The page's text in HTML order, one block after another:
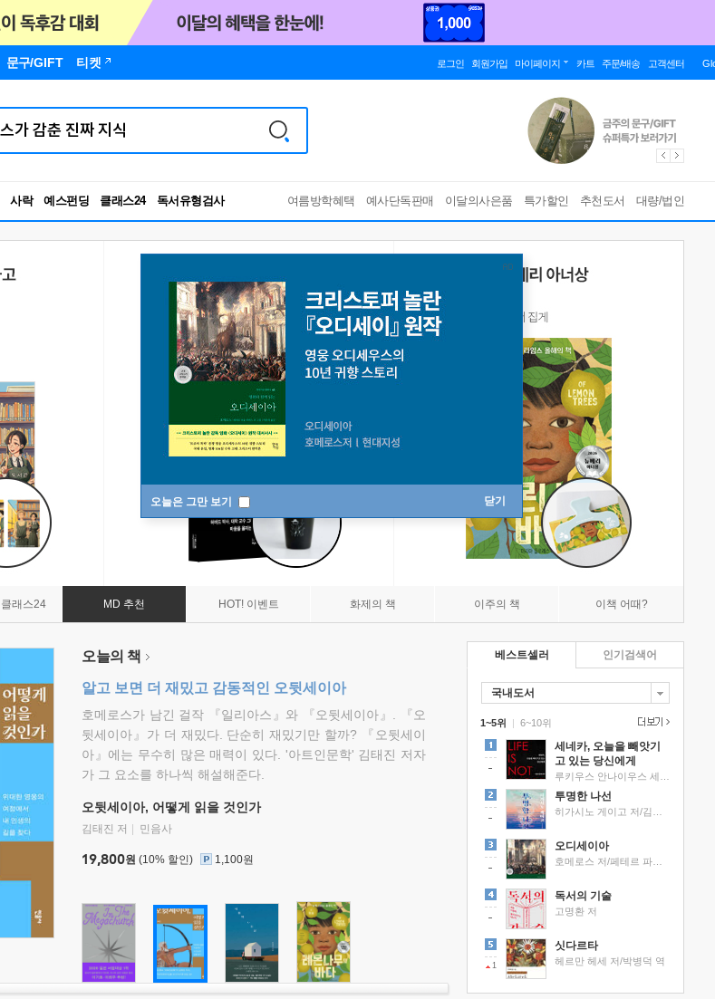
문구/GIFT 티켓 로그인 회원가입 마이페이지 카트 주문/배송 고객센터
사락 예스펀딩 클래스24 독서유형검사
RBTI Lab
여름방학혜택 예사단독판매 이달의사은품 특가할인 추천도서 대량/법인
오늘은 그만 보기 닫기
래스24 MD 추천 HOT! 이벤트 화제의 책 이주의 책 이책 어때?
오늘의 책
알고 보면 더 재밌고 감동적인 오뒷세이아
호메로스가 남긴 걸작 『일리아스』와 『오뒷세이아』. 『오
뒷세이아』가 더 재밌다. 단순히 재밌기만 할까? 『오뒷세이
아』에는 무수히 많은 매력이 있다. '아트인문학' 김태진 저자
가 그 요소를 하나씩 해설해준다.
오뒷세이아, 어떻게 읽을 것인가
김태진 저 민음사
19,800원 (10% 할인) 1,100원
베스트셀러
국내도서
1~5위 |
세네카, 오늘을 빼앗기
고 있는 당신에게
투명한 나선
오디세이아
독서의 기술
고명환 저
1
싯다르타
헤르만 헤세 저/박병덕 역
6~10위
인기검색어